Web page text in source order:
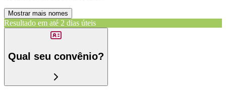
Mostrar mais nomes
Resultado em até 2 dias úteis
Qual seu convênio?